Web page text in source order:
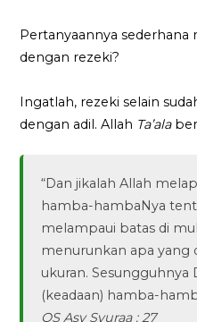
Pertanyaannya
dengan rezeki?
Ingatlah, rezeki selain
dengan adil. Allah Ta’ala
“Dan jikalah Allah
hamba-hambaNya
melampaui batas di
menurunkan apa yang
ukuran. Sesungguhnya
(keadaan) hamba-
QS Asy Syuraa : 27